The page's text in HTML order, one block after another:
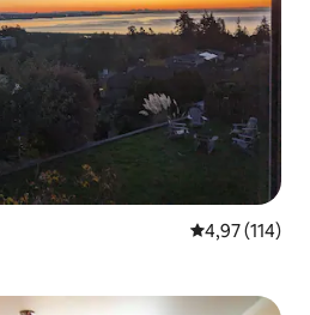
4,97 av 5 i
4,97 (114)